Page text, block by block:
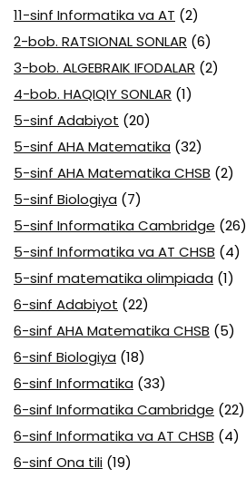
11-sinf Informatika va AT (2)
2-bob. RATSIONAL SONLAR (6)
3-bob. ALGEBRAIK IFODALAR (2)
4-bob. HAQIQIY SONLAR (1)
5-sinf Adabiyot (20)
5-sinf AHA Matematika (32)
5-sinf AHA Matematika CHSB (2)
5-sinf Biologiya (7)
5-sinf Informatika Cambridge (26)
5-sinf Informatika va AT CHSB (4)
5-sinf matematika olimpiada (1)
6-sinf Adabiyot (22)
6-sinf AHA Matematika CHSB (5)
6-sinf Biologiya (18)
6-sinf Informatika (33)
6-sinf Informatika Cambridge (22)
6-sinf Informatika va AT CHSB (4)
6-sinf Ona tili (19)